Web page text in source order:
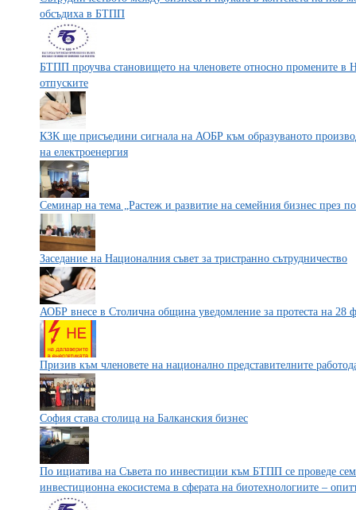
обсъдиха в БТПП
БТПП проучва становището на членовете относно промените в
отпуските
КЗК ще присъедини сигнала на АОБР към образуваното
на електроенергия
Cеминар на тема „Растеж и развитие на семейния бизнес през
Заседание на Националния съвет за тристранно сътрудничество
АОБР внесе в Столична община уведомление за протеста на 28
Призив към членовете на национално представителните
София става столица на Балканския бизнес
По ициатива на Съвета по инвестиции към БТПП се проведе
инвестиционна екосистема в сферата на биотехнологиите –